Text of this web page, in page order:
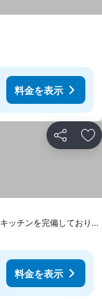
料金を表示
シェア お
充実した簡易キッチンを完備しております
料金を表示